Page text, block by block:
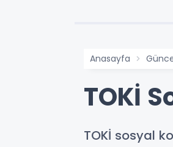
Anasayfa
TOKİ
TOKİ sosyal